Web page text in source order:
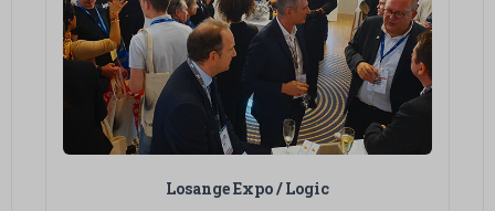
Losange Expo / Logic